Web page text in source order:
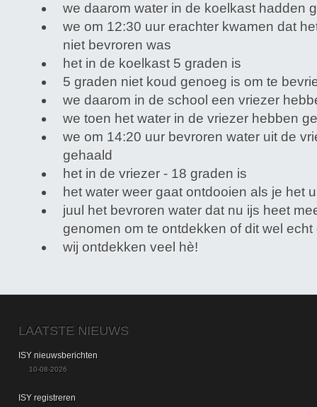
we daarom water in de koelkast hadden
we om 12:30 uur erachter kwamen dat
niet bevroren was
het in de koelkast 5 graden is
5 graden niet koud genoeg is om te
we daarom in de school een vriezer
we toen het water in de vriezer hebben
we om 14:20 uur bevroren water uit de
gehaald
het in de vriezer - 18 graden is
het water weer gaat ontdooien als je het
juul het bevroren water dat nu ijs heet
genomen om te ontdekken of dit wel echt
wij ontdekken veel hè!
LAATSTE NIEUWS
ISY nieuwsberichten
10-08-2026
ISY registreren